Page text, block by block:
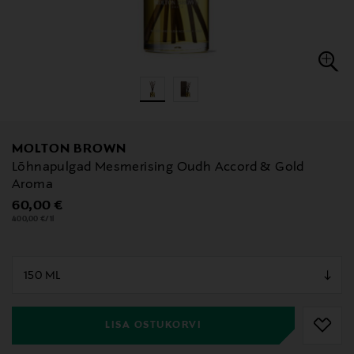
MOLTON BROWN
Lõhnapulgad Mesmerising Oudh Accord & Gold
Aroma
Original Price
60,00 €
400,00 €/1l
LISA OSTUKORVI